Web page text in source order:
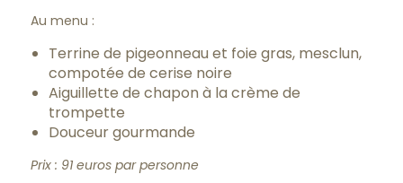
Au menu :
Terrine de pigeonneau et foie gras, mesclun,
compotée de cerise noire
Aiguillette de chapon à la crème de
trompette
Douceur gourmande
Prix : 91 euros par personne